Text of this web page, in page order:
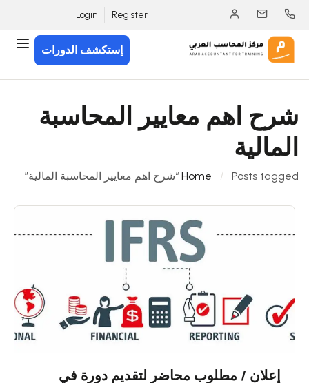
Register
Login
إستكشف الدورات
شرح اهم معايير المحاسبة
المالية
Home Posts tagged “شرح اهم معايير المحاسبة المالية”
إعلان / مطلوب محاضر لتقديم دورة في